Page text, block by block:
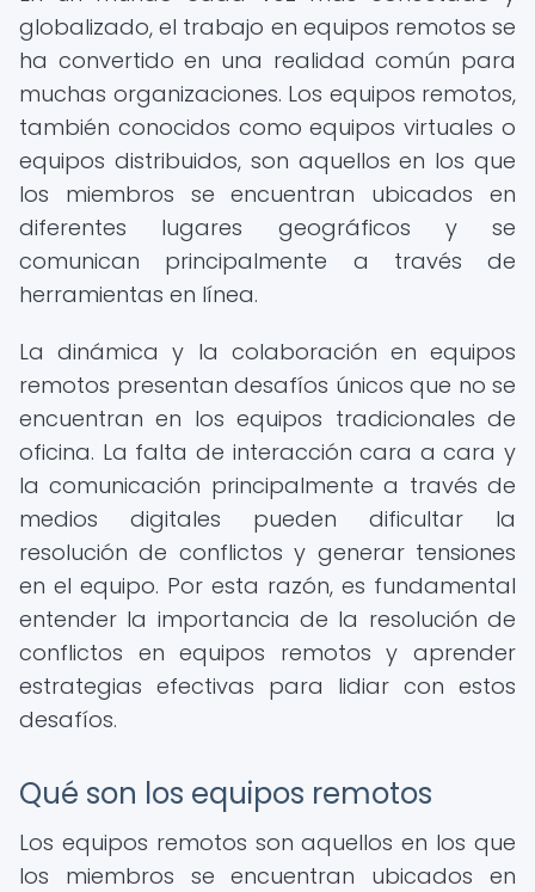
globalizado, el trabajo en equipos remotos se
ha convertido en una realidad común para
muchas organizaciones. Los equipos remotos,
también conocidos como equipos virtuales o
equipos distribuidos, son aquellos en los que
los miembros se encuentran ubicados en
diferentes lugares geográficos y se
comunican principalmente a través de
herramientas en línea.
La dinámica y la colaboración en equipos
remotos presentan desafíos únicos que no se
encuentran en los equipos tradicionales de
oficina. La falta de interacción cara a cara y
la comunicación principalmente a través de
medios digitales pueden dificultar la
resolución de conflictos y generar tensiones
en el equipo. Por esta razón, es fundamental
entender la importancia de la resolución de
conflictos en equipos remotos y aprender
estrategias efectivas para lidiar con estos
desafíos.
Qué son los equipos remotos
Los equipos remotos son aquellos en los que
los miembros se encuentran ubicados en